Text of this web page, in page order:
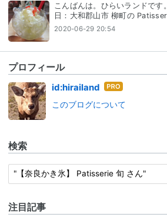
こんばんは。ひらいランドで
日：大和郡山市 柳町の
2020-06-29 20:54
プロフィール
id:hirailand はて
ログ
このブログについて
検索
注目記事